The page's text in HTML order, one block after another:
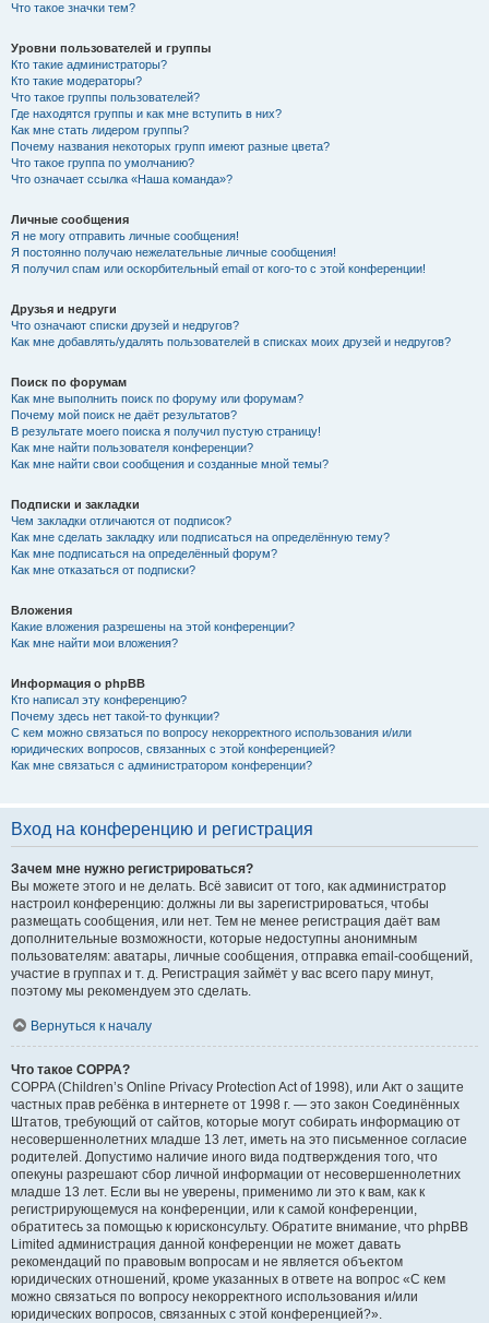
Что такое значки тем?
Уровни пользователей и группы
Кто такие администраторы?
Кто такие модераторы?
Что такое группы пользователей?
Где находятся группы и как мне вступить в них?
Как мне стать лидером группы?
Почему названия некоторых групп имеют разные цвета?
Что такое группа по умолчанию?
Что означает ссылка «Наша команда»?
Личные сообщения
Я не могу отправить личные сообщения!
Я постоянно получаю нежелательные личные сообщения!
Я получил спам или оскорбительный email от кого-то с этой конференции!
Друзья и недруги
Что означают списки друзей и недругов?
Как мне добавлять/удалять пользователей в списках моих друзей и недругов?
Поиск по форумам
Как мне выполнить поиск по форуму или форумам?
Почему мой поиск не даёт результатов?
В результате моего поиска я получил пустую страницу!
Как мне найти пользователя конференции?
Как мне найти свои сообщения и созданные мной темы?
Подписки и закладки
Чем закладки отличаются от подписок?
Как мне сделать закладку или подписаться на определённую тему?
Как мне подписаться на определённый форум?
Как мне отказаться от подписки?
Вложения
Какие вложения разрешены на этой конференции?
Как мне найти мои вложения?
Информация о phpBB
Кто написал эту конференцию?
Почему здесь нет такой-то функции?
С кем можно связаться по вопросу некорректного использования и/или
юридических вопросов, связанных с этой конференцией?
Как мне связаться с администратором конференции?
Вход на конференцию и регистрация
Зачем мне нужно регистрироваться?
Вы можете этого и не делать. Всё зависит от того, как администратор
настроил конференцию: должны ли вы зарегистрироваться, чтобы
размещать сообщения, или нет. Тем не менее регистрация даёт вам
дополнительные возможности, которые недоступны анонимным
пользователям: аватары, личные сообщения, отправка email-сообщений,
участие в группах и т. д. Регистрация займёт у вас всего пару минут,
поэтому мы рекомендуем это сделать.
Вернуться к началу
Что такое COPPA?
COPPA (Children’s Online Privacy Protection Act of 1998), или Акт о защите
частных прав ребёнка в интернете от 1998 г. — это закон Соединённых
Штатов, требующий от сайтов, которые могут собирать информацию от
несовершеннолетних младше 13 лет, иметь на это письменное согласие
родителей. Допустимо наличие иного вида подтверждения того, что
опекуны разрешают сбор личной информации от несовершеннолетних
младше 13 лет. Если вы не уверены, применимо ли это к вам, как к
регистрирующемуся на конференции, или к самой конференции,
обратитесь за помощью к юрисконсульту. Обратите внимание, что phpBB
Limited администрация данной конференции не может давать
рекомендаций по правовым вопросам и не является объектом
юридических отношений, кроме указанных в ответе на вопрос «С кем
можно связаться по вопросу некорректного использования и/или
юридических вопросов, связанных с этой конференцией?».